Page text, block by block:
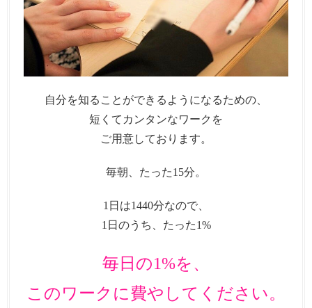
自分を知ることができるようになるための、
短くてカンタンなワークを
ご用意しております。
毎朝、たった15分。
1日は1440分なので、
1日のうち、たった1%
毎日の1%を、
このワークに費やしてください。